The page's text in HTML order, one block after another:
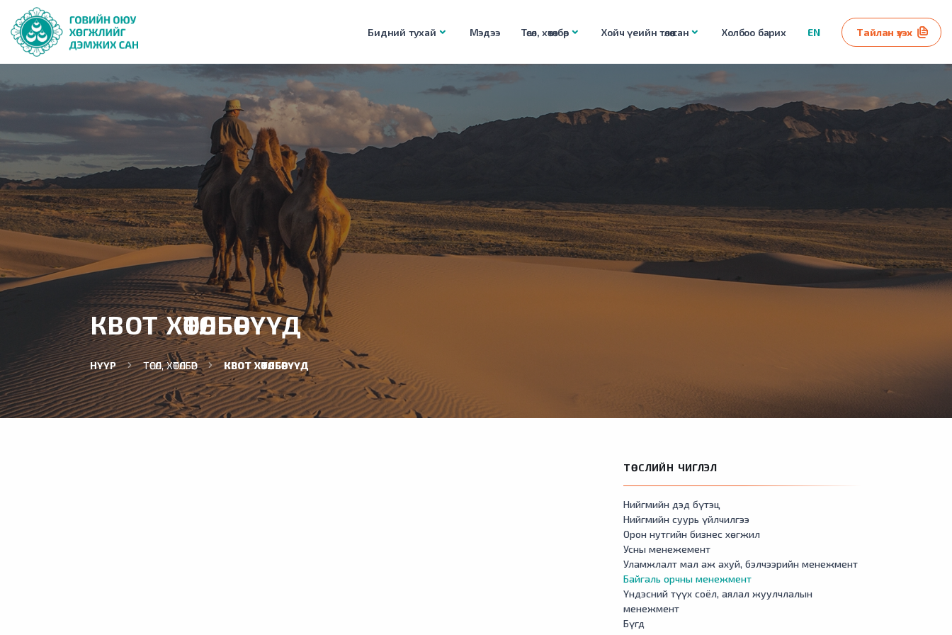
Бидний тухай Мэдээ Төсөл, хөтөлбөр Хойч үеийн төлөө сан Холбоо барих EN Тайлан үзэх
КВОТ ХӨТӨЛБӨРҮҮД
НҮҮР ТӨСӨЛ, ХӨТӨЛБӨР КВОТ ХӨТӨЛБӨРҮҮД
ТӨСЛИЙН ЧИГЛЭЛ
Нийгмийн дэд бүтэц
Нийгмийн суурь үйлчилгээ
Орон нутгийн бизнес хөгжил
Усны менежемент
Уламжлалт мал аж ахуй, бэлчээрийн менежмент
Байгаль орчны менежмент
Үндэсний түүх соёл, аялал жуулчлалын
менежмент
Бүгд